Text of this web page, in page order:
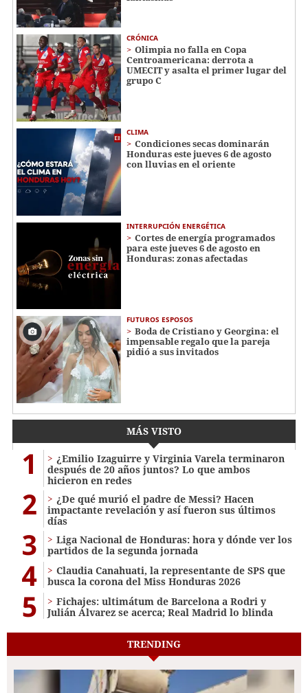
CRÓNICA
Olimpia no falla en Copa
Centroamericana: derrota a
UMECIT y asalta el primer lugar del
grupo C
CLIMA
Condiciones secas dominarán
Honduras este jueves 6 de agosto
con lluvias en el oriente
INTERRUPCIÓN ENERGÉTICA
Cortes de energía programados
para este jueves 6 de agosto en
Honduras: zonas afectadas
FUTUROS ESPOSOS
Boda de Cristiano y Georgina: el
impensable regalo que la pareja
pidió a sus invitados
MÁS VISTO
1
¿Emilio Izaguirre y Virginia Varela terminaron
después de 20 años juntos? Lo que ambos
hicieron en redes
2
¿De qué murió el padre de Messi? Hacen
impactante revelación y así fueron sus últimos
días
3
Liga Nacional de Honduras: hora y dónde ver los
partidos de la segunda jornada
4
Claudia Canahuati, la representante de SPS que
busca la corona del Miss Honduras 2026
5
Fichajes: ultimátum de Barcelona a Rodri y
Julián Álvarez se acerca; Real Madrid lo blinda
TRENDING